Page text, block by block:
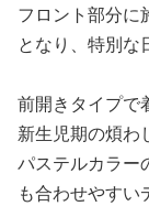
フロント部分に
となり、特別な
前開きタイプで
新生児期の煩わ
パステルカラー
も合わせやすい